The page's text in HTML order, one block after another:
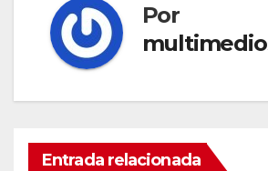
Por
Entrada relacionada